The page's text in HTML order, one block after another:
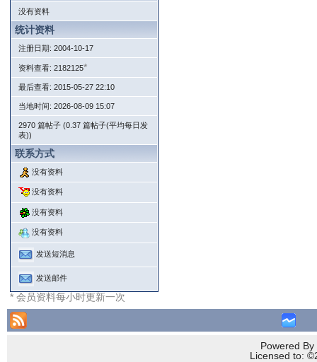
没有资料
统计资料
注册日期: 2004-10-17
资料查看: 2182125*
最后查看: 2015-05-27 22:10
当地时间: 2026-08-09 15:07
2970 篇帖子 (0.37 篇帖子(平均每日发
表))
联系方式
没有资料
没有资料
没有资料
没有资料
发送短消息
发送邮件
* 会员资料每小时更新一次
Powered
Licensed to: